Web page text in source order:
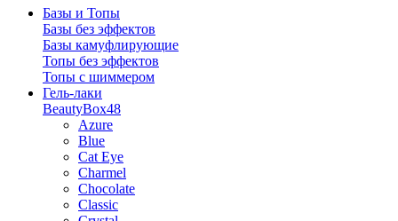
Базы и Топы
Базы без эффектов
Базы камуфлирующие
Топы без эффектов
Топы с шиммером
Гель-лаки
BeautyBox48
Azure
Blue
Cat Eye
Charmel
Chocolate
Classic